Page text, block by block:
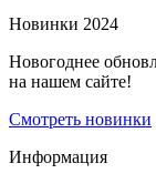
Новинки 2024
Новогоднее
на нашем сайте!
Смотреть новинки
Информация